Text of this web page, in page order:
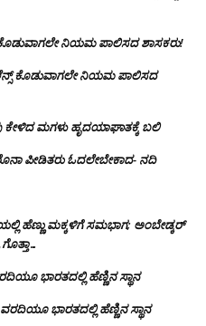
ಕೊಡುವಾಗಲೇ ನಿಯಮ ಪಾಲಿಸದ ಶಾಸಕರು!
ಕೊಡುವಾಗಲೇ ನಿಯಮ ಪಾಲಿಸದ
ಮಗಳು ಹೃದಯಾಘಾತಕ್ಕೆ ಬಲಿ
ಪೀಡಿತರು ಓದಲೇಬೇಕಾದ- ನದಿ
ಹೆಣ್ಣು ಮಕ್ಕಳಿಗೆ ಸಮಭಾಗ; ಅಂಬೇಡ್ಕರ್
ಭಾರತದಲ್ಲಿ ಹೆಣ್ಣಿನ ಸ್ಥಾನ‌
ಭಾರತದಲ್ಲಿ ಹೆಣ್ಣಿನ ಸ್ಥಾನ‌